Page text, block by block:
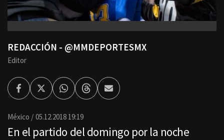
REDACCIÓN - @MMDEPORTESMX
Editor
FacebookTwitterWhatsappThreadsEnviar
por
México 05.12.2018 19:19
En el partido del domingo por la noche